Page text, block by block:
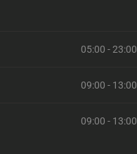
05:00 - 23:00
09:00 - 13:00
09:00 - 13:00